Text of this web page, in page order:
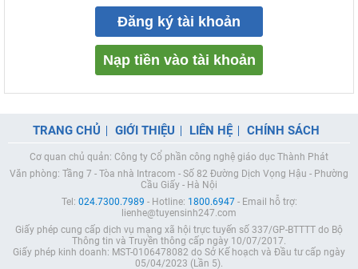
Đăng ký tài khoản
Nạp tiền vào tài khoản
TRANG CHỦ GIỚI THIỆU LIÊN HỆ CHÍNH SÁCH
Cơ quan chủ quản: Công ty Cổ phần công nghệ giáo dục Thành Phát
Văn phòng: Tầng 7 - Tòa nhà Intracom - Số 82 Đường Dịch Vọng Hậu - Phường
Cầu Giấy - Hà Nội
Tel: 024.7300.7989 - Hotline: 1800.6947- Email hỗ trợ:
lienhe@tuyensinh247.com
Giấy phép cung cấp dịch vụ mạng xã hội trực tuyến số 337/GP-BTTTT do Bộ
Thông tin và Truyền thông cấp ngày 10/07/2017.
Giấy phép kinh doanh: MST-0106478082 do Sở Kế hoạch và Đầu tư cấp ngày
05/04/2023 (Lần 5).